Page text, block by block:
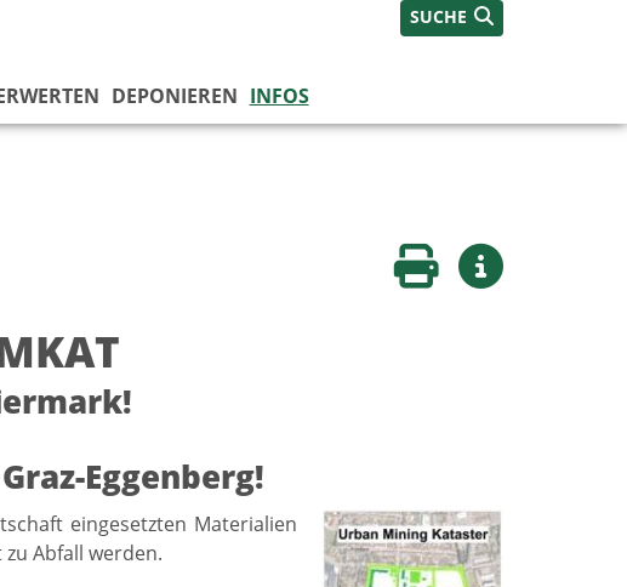
SUCHE
DEPONIEREN INFOS
Seite druckenWeitere Infos
Eggenberg!
eingesetzten Materialien
Abfall werden.